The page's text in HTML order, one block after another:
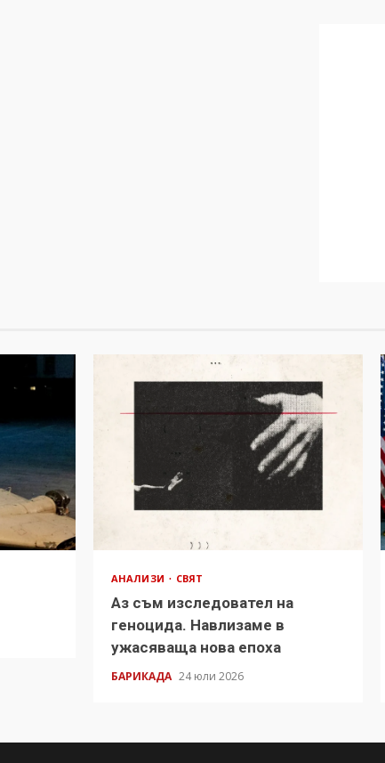
АНАЛИЗИ СВЯТ
Аз съм изследовател на
геноцида. Навлизаме в
ужасяваща нова епоха
БАРИКАДА 24 юли 2026